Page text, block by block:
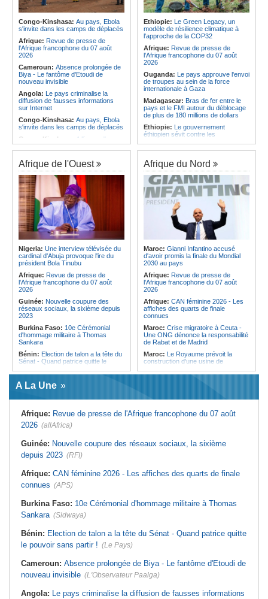
Afrique:La LSF salue le lancement
du premier ETF obligataire
souverain africain (USD) disponible
en Europe
Afrique: Promesse de la finale de la
Coupe du Monde 2030 au Maroc -
Infantino marquera-t-il le but de son
corrige le Kabuscorp en match de
préparation
Angola:Des experts prélèvent des
échantillons pour identifier les
victimes de l'accident de Cuanza-
Sul
Congo-Kinshasa: Au pays, Ebola
s'invite dans les camps de déplacés
Afrique: Revue de presse de
l'Afrique francophone du 07 août
2026
Cameroun: Absence prolongée de
Biya - Le fantôme d'Etoudi de
nouveau invisible
Angola: Le pays criminalise la
diffusion de fausses informations
sur Internet
Congo-Kinshasa: Au pays, Ebola
s'invite dans les camps de déplacés
Congo-Kinshasa:
A l'issue d'une
visite au pays, le chef de l'OMS
appelle à intensifier la riposte
Congo-Kinshasa:Transfert de 15
personnes vers l'AFC/M23
Centrafrique:
Un réseau mondial
de professionnels de la santé
connectés par la télémédecine
Congo-Kinshasa:Ebola au pays -
Africa CDC mise sur les
communautés
Afrique Centrale:L'explosion de la
demande de viande de brousse
extermine la faune sauvage
Ethiopie: Le Green Legacy, un
modèle de résilience climatique à
l'approche de la COP32
Afrique: Revue de presse de
l'Afrique francophone du 07 août
2026
Ouganda: Le pays approuve l'envoi
de troupes au sein de la force
internationale à Gaza
Madagascar: Bras de fer entre le
pays et le FMI autour du déblocage
de plus de 180 millions de dollars
Ethiopie: Le gouvernement
éthiopien sévit contre les
Kenya:Des associations de
femmes marchent pour dénoncer
les disparitions forcées
Afrique:La CEA renforce les
capacités des parlementaires de
l'Afrique de l'Est
Congo-Kinshasa:Après l'accord
avec une branche des FDLR, les
zones d'ombre persistent
Sud-Soudan:Le pays à la croisée
des chemins, alerte l'ONU
Rwanda:Rome et Kigali discutent
d'une possible externalisation au
pays des procédures d'asile à
destination de l'Italie
Afrique de l'Ouest
Nigeria: Une interview télévisée du
cardinal d'Abuja provoque l'ire du
président Bola Tinubu
Afrique: Revue de presse de
l'Afrique francophone du 07 août
2026
Guinée: Nouvelle coupure des
réseaux sociaux, la sixième depuis
2023
Burkina Faso: 10e Cérémonial
d'hommage militaire à Thomas
Sankara
Bénin: Election de talon a la tête du
Sénat - Quand patrice quitte le
Cameroun:
Biya - Le fantôme d'Etoudi de
cardinal d'Abuja provoque l'ire du
président Bola Tinubu
parleur «Djidji Ayôkwé» prend une
dimension politique
Guinée: Le président dissipe les
santé dans un message publié sur X
Afrique:Etats généraux de
rupture
Afrique du Nord
Maroc: Gianni Infantino accusé
d'avoir promis la finale du Mondial
2030 au pays
Afrique: Revue de presse de
l'Afrique francophone du 07 août
2026
Afrique: CAN féminine 2026 - Les
affiches des quarts de finale
connues
Maroc: Crise migratoire à Ceuta -
Une ONG dénonce la responsabilité
de Rabat et de Madrid
Maroc: Le Royaume prévoit la
construction d'une usine de
déchets à Casablanca
agents de sécurité, selon des
associations
Afrique:Promesse de la finale de la
maintien ?
Maroc:Driss Lachguar - Les défis
traitement courageux des causes
profondes
A La Une
Afrique: Revue de presse de l'Afrique francophone du 07 août
2026 (allAfrica)
Guinée: Nouvelle coupure des réseaux sociaux, la sixième
depuis 2023 (RFI)
Afrique: CAN féminine 2026 - Les affiches des quarts de finale
connues (APS)
Burkina Faso: 10e Cérémonial d'hommage militaire à Thomas
Sankara (Sidwaya)
Bénin: Election de talon a la tête du Sénat - Quand patrice quitte
le pouvoir sans partir ! (Le Pays)
Cameroun: Absence prolongée de Biya - Le fantôme d'Etoudi de
nouveau invisible (L'Observateur Paalga)
Angola: Le pays criminalise la diffusion de fausses informations